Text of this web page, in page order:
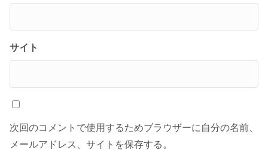
サイト
次回のコメントで使用するためブラウザーに自分の名前、
メールアドレス、サイトを保存する。